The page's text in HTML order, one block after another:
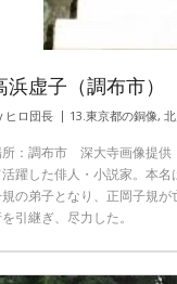
浜虚子（調布市）
ヒロ団長 13.東京都の銅像,
：調布市 深大寺画像提供
躍した俳人・小説家。本
の弟子となり、正岡子規
引継ぎ、尽力した。